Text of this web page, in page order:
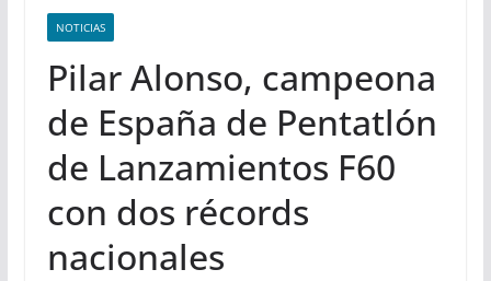
NOTICIAS
Pilar Alonso, campeona
de España de Pentatlón
de Lanzamientos F60
con dos récords
nacionales